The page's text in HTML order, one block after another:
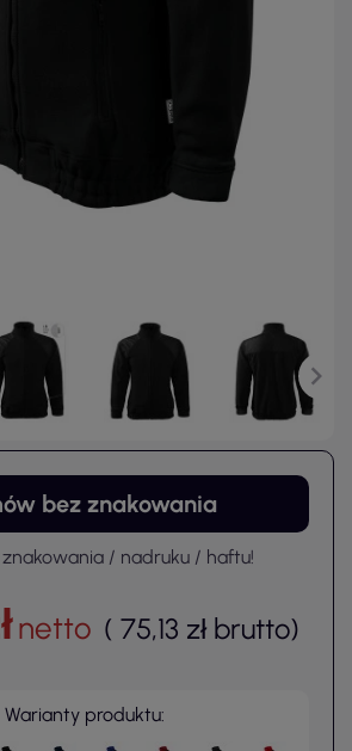
bez znakowania
/ nadruku / haftu!
netto ( 75,13 zł brutto)
Warianty produktu: